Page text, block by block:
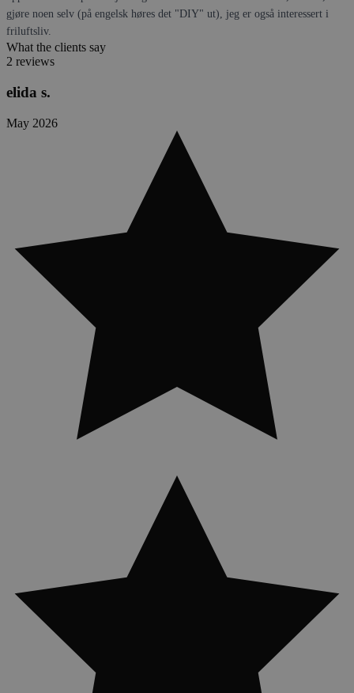
gjøre noen selv (på engelsk høres det "DIY" ut), jeg er også interessert i
friluftsliv.
What the clients say
2 reviews
elida s.
May 2026